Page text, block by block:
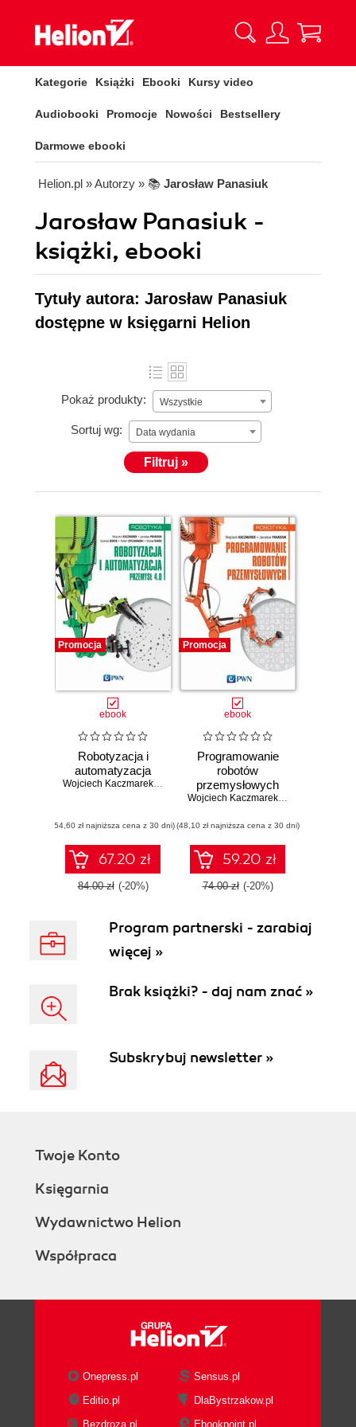
Kategorie Książki Ebooki Kursy video
Audiobooki Promocje Nowości Bestsellery
Darmowe ebooki
Helion.pl » Autorzy » 📚 Jarosław Panasiuk
Jarosław Panasiuk -
książki, ebooki
Tytuły autora: Jarosław Panasiuk
dostępne w księgarni Helion
Pokaż produkty: Wszystkie
Sortuj wg: Data wydania
Filtruj »
Promocja
ebook
Robotyzacja i
automatyzacja
Wojciech Kaczmarek
,Jarosław Panasiuk
(54,60 zł najniższa cena z 30 dni)
67.20 zł
84.00 zł (-20%)
Promocja
ebook
Programowanie
robotów
przemysłowych
Wojciech Kaczmarek
,Jarosław
(48,10 zł najniższa cena z 30 dni)
59.20 zł
74.00 zł (-20%)
Program partnerski - zarabiaj
więcej »
Brak książki? - daj nam znać »
Subskrybuj newsletter »
Twoje Konto
Księgarnia
Wydawnictwo Helion
Współpraca
Onepress.pl
Sensus.pl
Editio.pl
DlaBystrzakow.pl
Bezdroza.pl
Ebookpoint.pl